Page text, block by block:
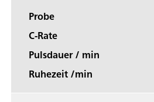
Probe
C-Rate
Pulsdauer / min
Ruhezeit /min